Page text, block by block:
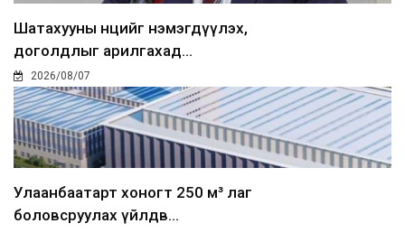
Шатахууны нөөцийг нэмэгдүүлэх,
доголдлыг арилгахад...
2026/08/07
Улаанбаатарт хоногт 250 м³ лаг
боловсруулах үйлдв...